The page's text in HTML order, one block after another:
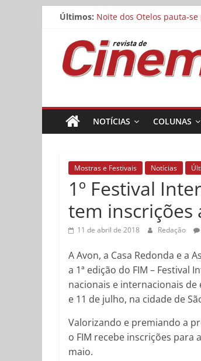
Pular
conteúdo
Últimos:
Matheus Nachtergaele e
Noite dos Otelos pauta-
Estão abertas as
Concurso Cine.Ema abre
Revista
de
Cinema
NOTÍCIAS COLUNAS
Mostras e Festivais Notícias
1º Festival
tem inscrições
11 de abril de 2018 Redação
A Avon, a Casa Redonda e a
a 1ª edição do FIM – Festival
nacionais e internacionais
e 11 de julho, na cidade de
Valorizando e premiando a
o FIM recebe inscrições
maio.